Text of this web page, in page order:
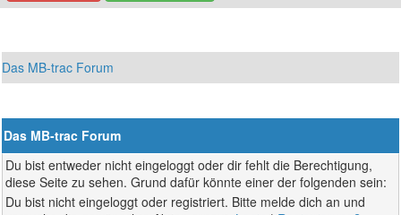
Das MB-trac Forum
Das MB-trac Forum
Du bist entweder nicht eingeloggt oder dir fehlt die Berechtigung,
diese Seite zu sehen. Grund dafür könnte einer der folgenden sein:
Du bist nicht eingeloggt oder registriert. Bitte melde dich an und